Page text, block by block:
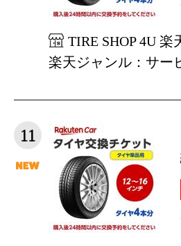
TIRE SHOP 4U 楽
楽天ジャンル：サー
11